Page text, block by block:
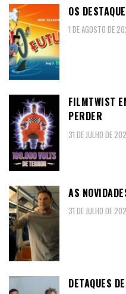
OS
1 DE AGOSTO DE
FILMTWIST
PERDER
31 DE JULHO DE
AS
31 DE JULHO DE
DETAQUES